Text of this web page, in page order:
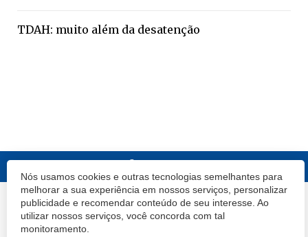
Nós usamos cookies e outras tecnologias semelhantes para
melhorar a sua experiência em nossos serviços, personalizar
publicidade e recomendar conteúdo de seu interesse. Ao
utilizar nossos serviços, você concorda com tal
monitoramento.
TDAH: muito além da desatenção
© 2020 Atibaia Hoje.Todos os direitos reservados.Desenvolvido por
Termos e Políticas de Uso